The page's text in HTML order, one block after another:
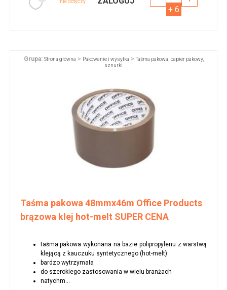
nie dotyczy
+ 6
Grupa: Strona główna > Pakowanie i wysyłka >Taśma pakowa, papier pakowy,
sznurki
Taśma pakowa 48mmx46m Office Products
brązowa klej hot-melt SUPER CENA
taśma pakowa wykonana na bazie polipropylenu z warstwą
klejącą z kauczuku syntetycznego (hot-melt)
bardzo wytrzymała
do szerokiego zastosowania w wielu branżach
natychm...